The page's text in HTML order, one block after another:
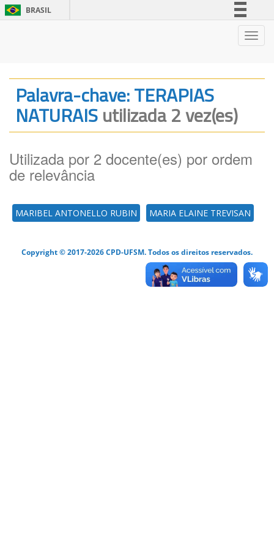
BRASIL
Legislação
Canais
Palavra-chave: TERAPIAS
NATURAISutilizada 2 vez(es)
Utilizada por 2 docente(es) por ordem
de relevância
MARIBEL ANTONELLO RUBIN MARIA ELAINE TREVISAN
Copyright © 2017-2026 CPD-UFSM. Todos os direitos reservados.